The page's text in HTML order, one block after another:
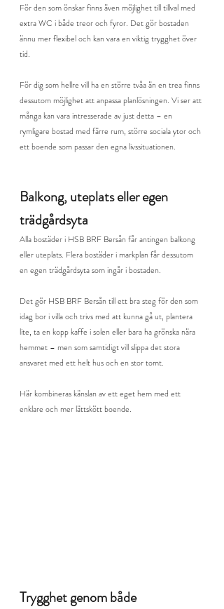
För den som önskar finns även möjlighet till tillval med
extra WC i både treor och fyror. Det gör bostaden
ännu mer flexibel och kan vara en viktig trygghet över
tid.
För dig som hellre vill ha en större tvåa än en trea finns
dessutom möjlighet att anpassa planlösningen. Vi ser att
många kan vara intresserade av just detta – en
rymligare bostad med färre rum, större sociala ytor och
ett boende som passar den egna livssituationen.
Balkong, uteplats eller egen
trädgårdsyta
Alla bostäder i HSB BRF Bersån får antingen balkong
eller uteplats. Flera bostäder i markplan får dessutom
en egen trädgårdsyta som ingår i bostaden.
Det gör HSB BRF Bersån till ett bra steg för den som
idag bor i villa och trivs med att kunna gå ut, plantera
lite, ta en kopp kaffe i solen eller bara ha grönska nära
hemmet – men som samtidigt vill slippa det stora
ansvaret med ett helt hus och en stor tomt.
Här kombineras känslan av ett eget hem med ett
enklare och mer lättskött boende.
Trygghet genom både